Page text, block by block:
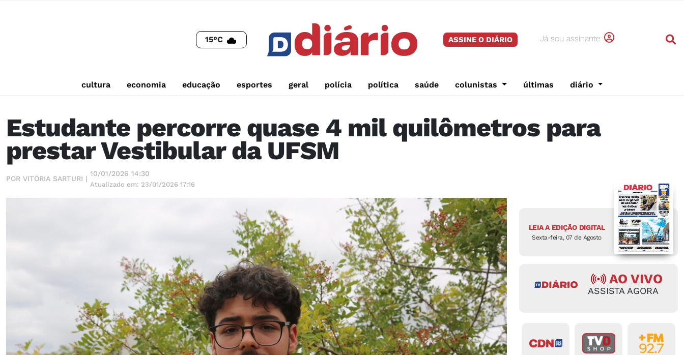
15°C ASSINE O DIÁRIO Já sou assinante
cultura economia educação esportes geral polícia política saúde colunistas últimas diário
Estudante percorre quase 4 mil quilômetros para
prestar Vestibular da UFSM
POR VITÓRIA SARTURI |
10/01/2026 14:30
Atualizado em: 23/01/2026 17:16
LEIA A EDIÇÃO DIGITAL
Sexta-feira, 07 de Agosto
AO VIVO
ASSISTA AGORA